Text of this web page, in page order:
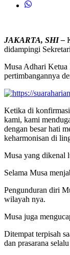
JAKARTA, SHI –
didampingi
Musa Adhari Ketua
pertimbangannya
Ketika di konfirmasi
kami, kami
dengan besar hati
keharmonisan di
Musa yang dikenal
Selama Musa
Pengunduran diri
wilayah nya.
Musa juga
Ditempat terpisah
dan prasarana